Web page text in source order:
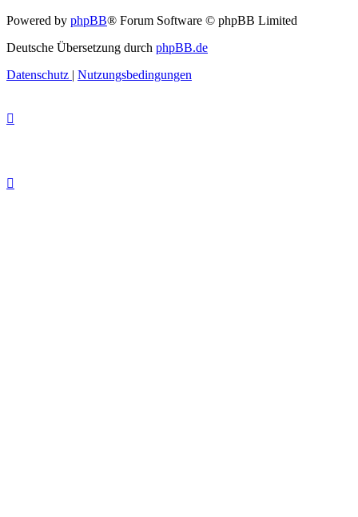
Powered by phpBB® Forum Software © phpBB Limited
Deutsche Übersetzung durch phpBB.de
Datenschutz | Nutzungsbedingungen